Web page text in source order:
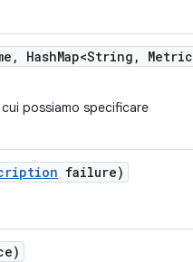
, HashMap<String ,
Metric
possiamo specificare
failure)